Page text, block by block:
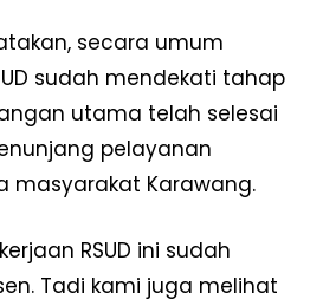
secara umum
sudah mendekati tahap
utama telah selesai
pelayanan
masyarakat Karawang.
RSUD ini sudah
Tadi kami juga melihat